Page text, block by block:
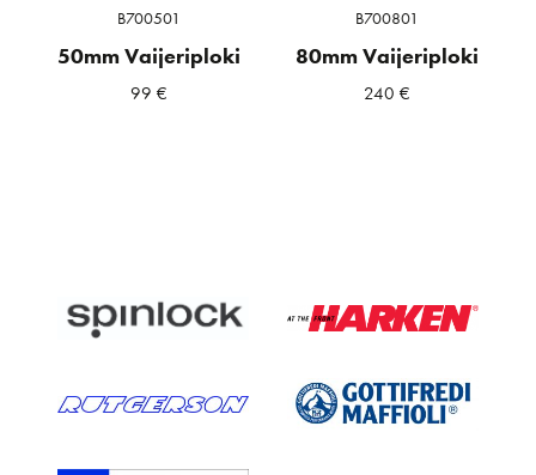
B700501
50mm Vaijeriploki
99 €
B700801
80mm Vaijeriploki
240€